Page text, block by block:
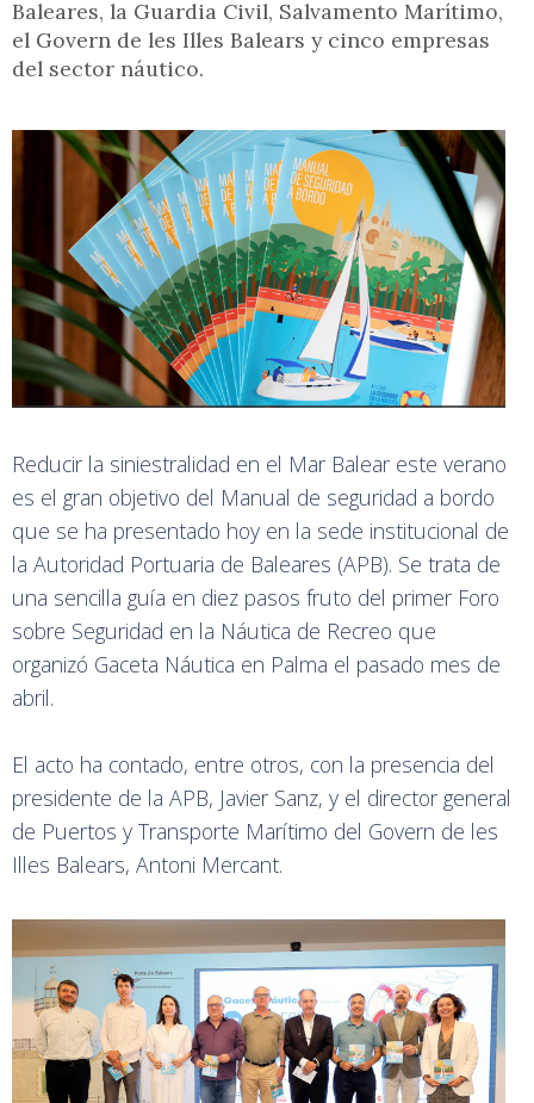
Baleares, la Guardia Civil, Salvamento Marítimo,
el Govern de les Illes Balears y cinco empresas
del sector náutico.
Reducir la siniestralidad en el Mar Balear este verano
es el gran objetivo del Manual de seguridad a bordo
que se ha presentado hoy en la sede institucional de
la Autoridad Portuaria de Baleares (APB). Se trata de
una sencilla guía en diez pasos fruto del primer Foro
sobre Seguridad en la Náutica de Recreo que
organizó Gaceta Náutica en Palma el pasado mes de
abril.
El acto ha contado, entre otros, con la presencia del
presidente de la APB, Javier Sanz, y el director general
de Puertos y Transporte Marítimo del Govern de les
Illes Balears, Antoni Mercant.